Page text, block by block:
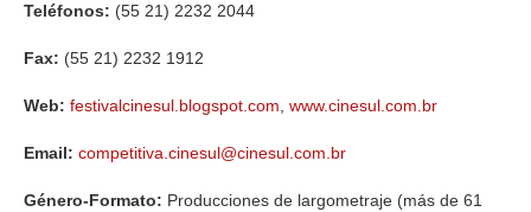
Teléfonos: (55 21) 2232 2044
Fax: (55 21) 2232 1912
Web: festivalcinesul.blogspot.com www.cinesul.com.br
Email: competitiva.cinesul@cinesul.com.br
Género-Formato: Producciones de largometraje (más de 61